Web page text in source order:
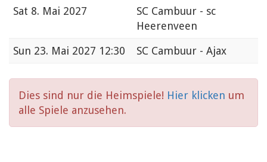
Sat 8. Mai 2027
SC Cambuur - sc
Heerenveen
Sun 23. Mai 2027 12:30 SC Cambuur - Ajax
Dies sind nur die Heimspiele! Hier klicken um
alle Spiele anzusehen.